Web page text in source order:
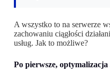
A wszystko to na serwerze
zachowaniu ciągłości
usług. Jak to możliwe?
Po pierwsze,